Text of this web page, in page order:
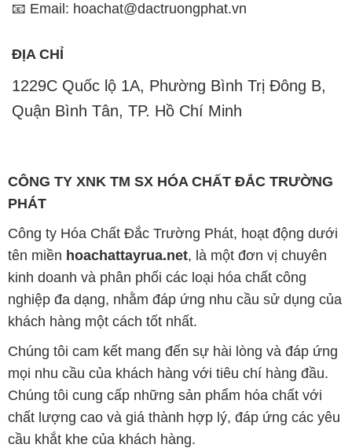
📧 Email: hoachat@dactruongphat.vn
ĐỊA CHỈ
1229C Quốc lộ 1A, Phường Bình Trị Đông B,
Quận Bình Tân, TP. Hồ Chí Minh
CÔNG TY XNK TM SX HÓA CHẤT ĐẮC TRƯỜNG
PHÁT
Công ty Hóa Chất Đắc Trường Phát, hoạt động dưới
tên miền hoachattayrua.net, là một đơn vị chuyên
kinh doanh và phân phối các loại hóa chất công
nghiệp đa dạng, nhằm đáp ứng nhu cầu sử dụng của
khách hàng một cách tốt nhất.
Chúng tôi cam kết mang đến sự hài lòng và đáp ứng
mọi nhu cầu của khách hàng với tiêu chí hàng đầu.
Chúng tôi cung cấp những sản phẩm hóa chất với
chất lượng cao và giá thành hợp lý, đáp ứng các yêu
cầu khắt khe của khách hàng.